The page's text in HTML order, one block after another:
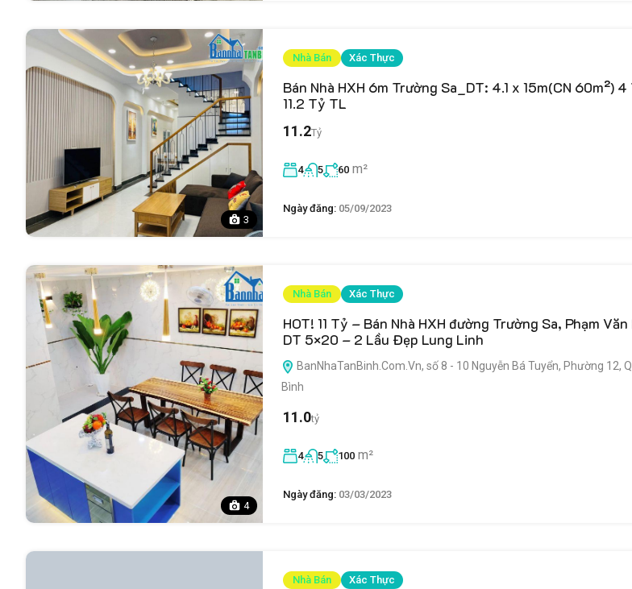
3
Nhà Bán Xác Thực
Bán Nhà HXH 6m Trường Sa_DT: 4.1 x 15m(CN 60m²)
11.2 Tỷ TL
11.2Tỷ
4 5 60 m²
Ngày đăng: 05/09/2023
4
Nhà Bán Xác Thực
HOT! 11 Tỷ – Bán Nhà HXH đường Trường Sa, Phạm Văn
DT 5×20 – 2 Lầu Đẹp Lung Linh
BanNhaTanBinh.Com.Vn, số 8 - 10 Nguyễn Bá Tuyển, Phường 12,
Bình
11.0tỷ
4 5 100 m²
Ngày đăng: 03/03/2023
Nhà Bán Xác Thực